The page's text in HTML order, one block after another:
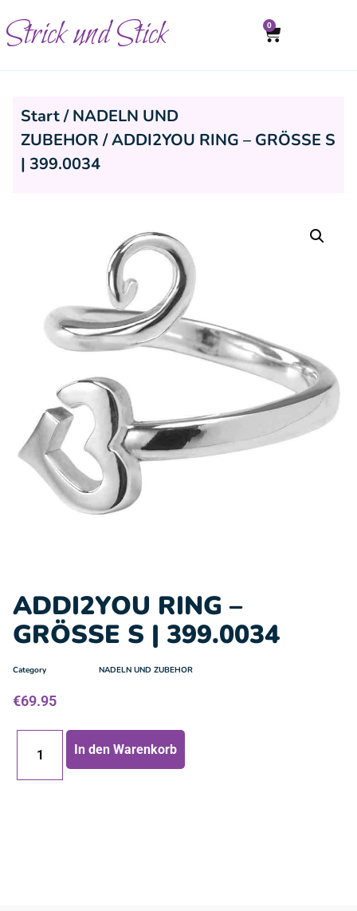
Strick und Stick 0
Start/NADELN UND
ZUBEHOR/ ADDI2YOU RING – GRÖSSE S
| 399.0034
ADDI2YOU RING –
GRÖSSE S | 399.0034
Category NADELN UND ZUBEHOR
€69.95
In den Warenkorb